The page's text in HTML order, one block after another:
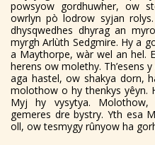
powsyow gordhuwher, ow
owrlyn pò lodrow syjan
dhysqwedhes dhyrag an
myrgh Arlùth Sedgmire. Hy a
a Maythorpe, wàr wel an hel.
herens ow molethy. Th’esens
aga hastel, ow shakya dorn,
molothow o hy thenkys yêyn.
Myj hy vysytya. Molothow,
gemeres dre bystry. Yth esa
oll, ow tesmygy rûnyow ha